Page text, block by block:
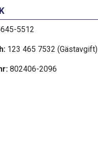
5512
123 465 7532 (Gästavgift)
802406-2096